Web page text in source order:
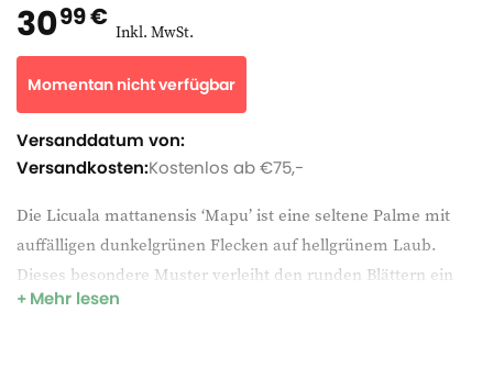
Die Licuala mattanensis ‘Mapu’ ist eine seltene Palme mit
auffälligen dunkelgrünen Flecken auf hellgrünem Laub.
Dieses besondere Muster verleiht den runden Blättern ein
fast künstlerisches Aussehen und macht die Pflanze sofort
Mehr lesen
3099 € Inkl. MwSt.
Momentan nicht verfügbar
Versanddatum von:
Versandkosten:Kostenlos ab €75,-